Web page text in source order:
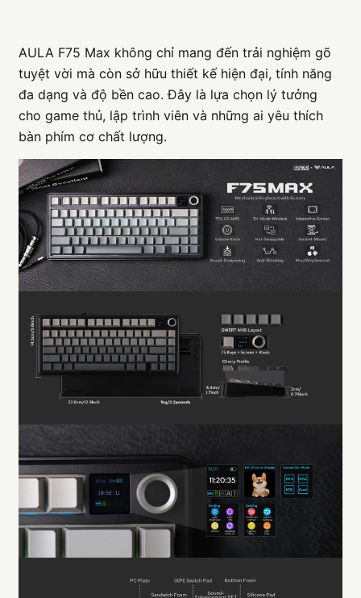
AULA F75 Max không chỉ mang đến trải nghiệm gõ
tuyệt vời mà còn sở hữu thiết kế hiện đại, tính năng
đa dạng và độ bền cao. Đây là lựa chọn lý tưởng
cho game thủ, lập trình viên và những ai yêu thích
bàn phím cơ chất lượng.